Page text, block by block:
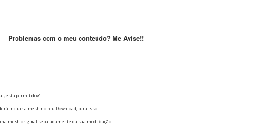
Problemas com o meu conteúdo? Me Avise!!
esta permitido✔
incluir a mesh no seu Download, para isso
mesh original separadamente da sua modificação.